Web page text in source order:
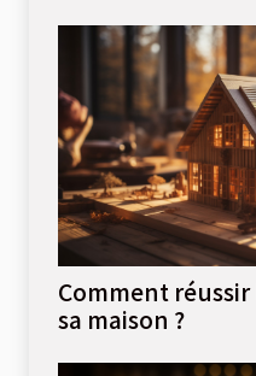
Comment
sa maison ?